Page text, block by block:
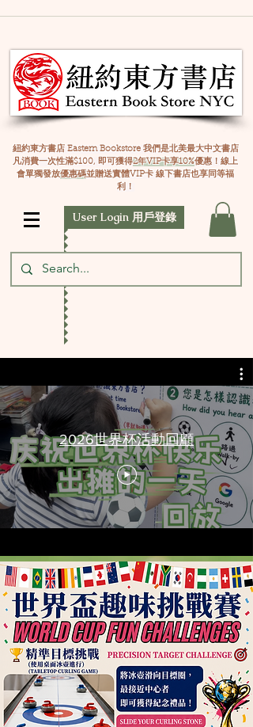
紐約東方書店 Eastern Bookstore 我們是北美最大中文書店
凡消費一次性滿$100, 即可獲得2年VIP卡享10%優惠！線上
會單獨發放優惠碼並贈送實體VIP卡 線下書店也享同等福
利！
User Login 用戶登錄
2026世界杯活動回顧